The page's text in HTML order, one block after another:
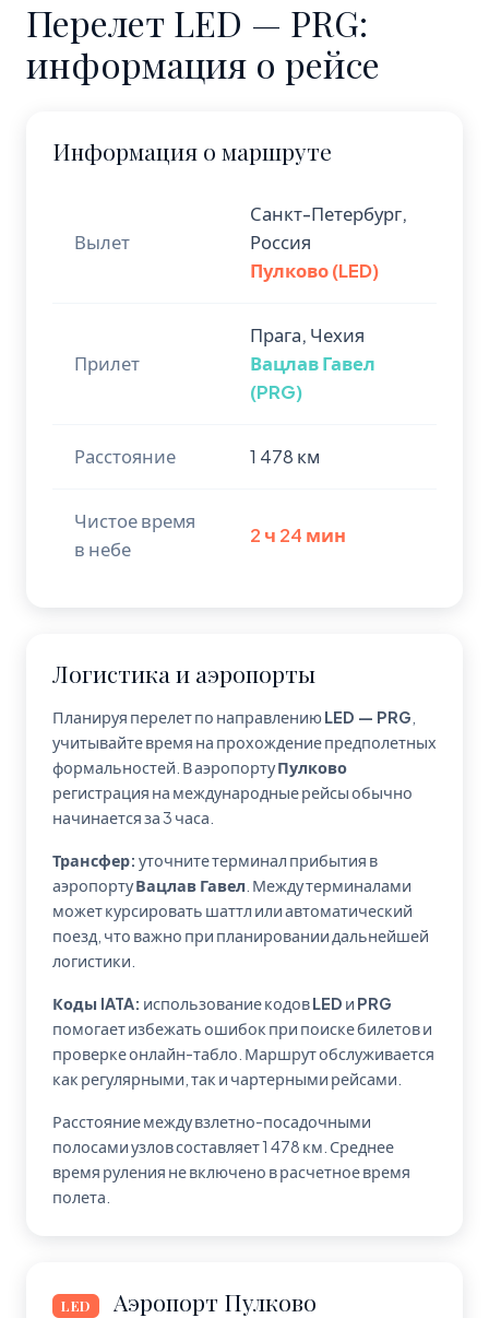
Перелет LED — PRG:
информация о рейсе
Информация о маршруте
Вылет
Санкт-Петербург,
Россия
Пулково (LED)
Прилет
Прага, Чехия
Вацлав Гавел
(PRG)
Расстояние 1 478 км
Чистое время
в небе
2 ч 24 мин
Логистика и аэропорты
Планируя перелет по направлениюLED — PRG
учитывайте время на прохождение предполетных
формальностей. В аэропортуПулково
регистрация на международные рейсы обычно
начинается за 3 часа.
Трансфер: уточните терминал прибытия в
аэропортуВацлав Гавел . Между терминалами
может курсировать шаттл или автоматический
поезд, что важно при планировании дальнейшей
логистики.
Коды IATA: использование кодовLED и PRG
помогает избежать ошибок при поиске билетов и
проверке онлайн-табло. Маршрут обслуживается
как регулярными, так и чартерными рейсами.
Расстояние между взлетно-посадочными
полосами узлов составляет 1 478 км. Среднее
время руления не включено в расчетное время
полета.
LED Аэропорт Пулково